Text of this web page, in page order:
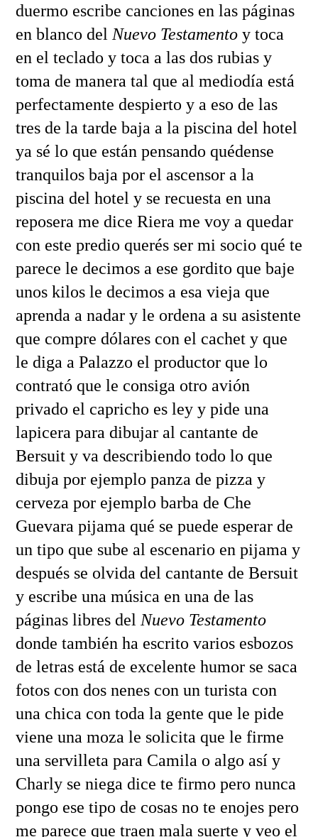
duermo escribe canciones en las páginas
en blanco del Nuevo Testamentoy toca
en el teclado y toca a las dos rubias y
toma de manera tal que al mediodía está
perfectamente despierto y a eso de las
tres de la tarde baja a la piscina del hotel
ya sé lo que están pensando quédense
tranquilos baja por el ascensor a la
piscina del hotel y se recuesta en una
reposera me dice Riera me voy a quedar
con este predio querés ser mi socio qué te
parece le decimos a ese gordito que baje
unos kilos le decimos a esa vieja que
aprenda a nadar y le ordena a su asistente
que compre dólares con el cachet y que
le diga a Palazzo el productor que lo
contrató que le consiga otro avión
privado el capricho es ley y pide una
lapicera para dibujar al cantante de
Bersuit y va describiendo todo lo que
dibuja por ejemplo panza de pizza y
cerveza por ejemplo barba de Che
Guevara pijama qué se puede esperar de
un tipo que sube al escenario en pijama y
después se olvida del cantante de Bersuit
y escribe una música en una de las
páginas libres del Nuevo Testamento
donde también ha escrito varios esbozos
de letras está de excelente humor se saca
fotos con dos nenes con un turista con
una chica con toda la gente que le pide
viene una moza le solicita que le firme
una servilleta para Camila o algo así y
Charly se niega dice te firmo pero nunca
pongo ese tipo de cosas no te enojes pero
me parece que traen mala suerte y veo el